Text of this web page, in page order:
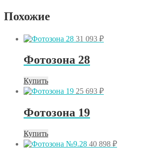
Похожие
31 093 ₽
Фотозона 28
Купить
25 693 ₽
Фотозона 19
Купить
40 898 ₽